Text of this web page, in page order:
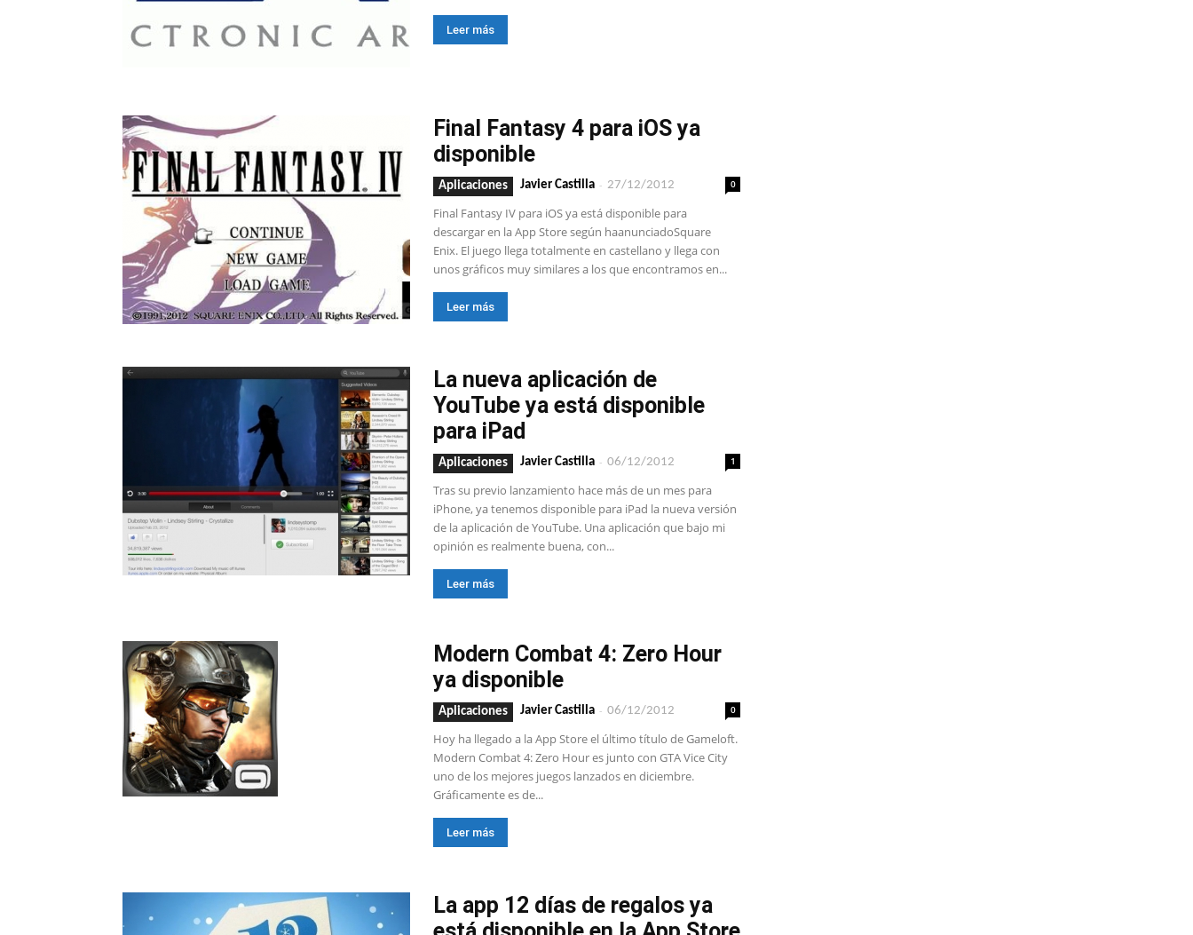
Leer más
Final Fantasy 4 para iOS ya
disponible
Aplicaciones Javier Castilla - 27/12/2012 0
Final Fantasy IV para iOS ya está disponible para
descargar en la App Store según haanunciadoSquare
Enix. El juego llega totalmente en castellano y llega con
unos gráficos muy similares a los que encontramos en...
Leer más
La nueva aplicación de
YouTube ya está disponible
para iPad
Aplicaciones Javier Castilla - 06/12/2012 1
Tras su previo lanzamiento hace más de un mes para
iPhone, ya tenemos disponible para iPad la nueva versión
de la aplicación de YouTube. Una aplicación que bajo mi
opinión es realmente buena, con...
Leer más
Modern Combat 4: Zero Hour
ya disponible
Aplicaciones Javier Castilla - 06/12/2012 0
Hoy ha llegado a la App Store el último título de Gameloft.
Modern Combat 4: Zero Hour es junto con GTA Vice City
uno de los mejores juegos lanzados en diciembre.
Gráficamente es de...
Leer más
La app 12 días de regalos ya